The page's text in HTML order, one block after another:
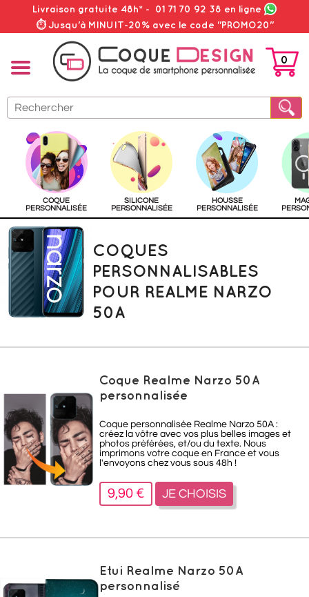
Livraison gratuite 48h* - 01 71 70 92 38 en ligne
⏱ Jusqu'à MINUIT-20% avec le code "PROMO20"
PANIER
0
COQUE
PERSONNALISÉE
SILICONE
PERSONNALISÉE
HOUSSE
PERSONNALISÉE
COQUES
PERSONNALISABLES
POUR REALME NARZO
50A
Coque Realme Narzo 50A
personnalisée
Coque personnalisée Realme Narzo 50A :
créez la vôtre avec vos plus belles images et
photos préférées, et/ou du texte. Nous
imprimons votre coque en France et vous
l'envoyons chez vous sous 48h !
9,90 € JE CHOISIS
Etui Realme Narzo 50A
personnalisé